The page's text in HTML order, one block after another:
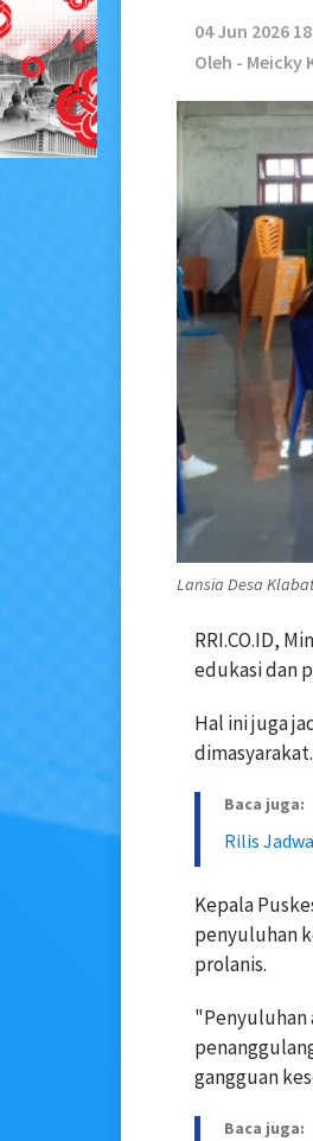
04 Jun 2026
Oleh - Meicky
Lansia Desa
RRI.CO.ID,
edukasi dan
Hal ini juga
dimasyarakat.
Baca juga:
Rilis
Kepala
penyuluhan
prolanis.
"Penyuluhan
gangguan
Baca juga: